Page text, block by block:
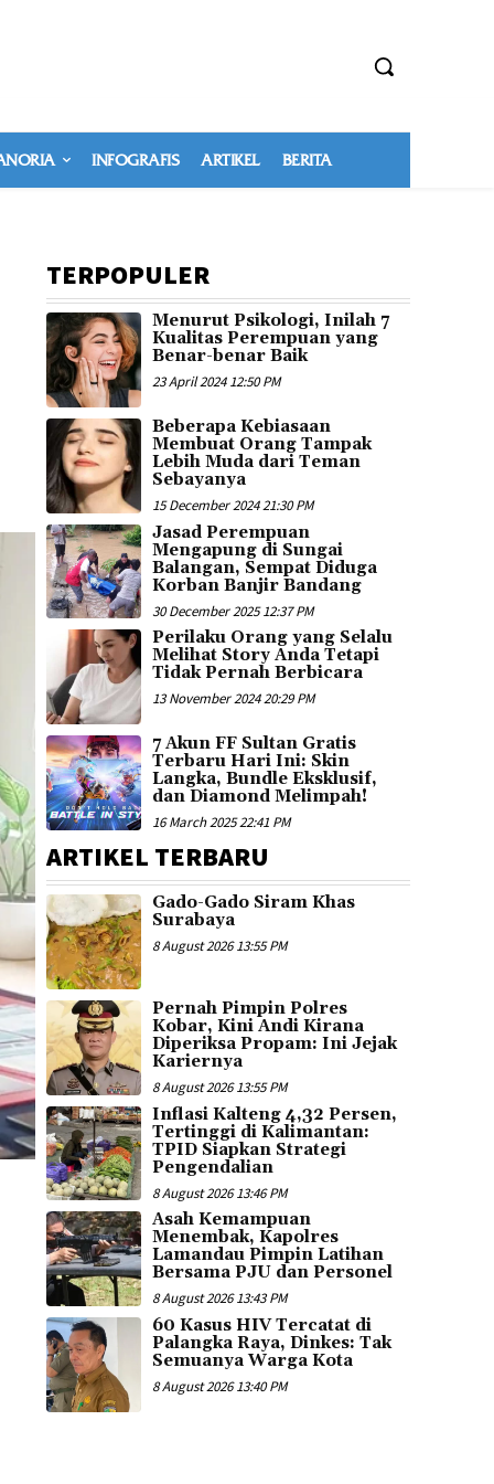
INFOGRAFIS ARTIKEL BERITA
TERPOPULER
Menurut Psikologi, Inilah 7
Kualitas Perempuan yang
Benar-benar Baik
23 April 2024 12:50 PM
Beberapa Kebiasaan
Membuat Orang Tampak
Lebih Muda dari Teman
Sebayanya
15 December 2024 21:30 PM
Jasad Perempuan
Mengapung di Sungai
Balangan, Sempat Diduga
Korban Banjir Bandang
30 December 2025 12:37 PM
Perilaku Orang yang Selalu
Melihat Story Anda Tetapi
Tidak Pernah Berbicara
13 November 2024 20:29 PM
7 Akun FF Sultan Gratis
Terbaru Hari Ini: Skin
Langka, Bundle Eksklusif,
dan Diamond Melimpah!
16 March 2025 22:41 PM
ARTIKEL TERBARU
Gado-Gado Siram Khas
Surabaya
8 August 2026 13:55 PM
Pernah Pimpin Polres
Kobar, Kini Andi Kirana
Diperiksa Propam: Ini Jejak
Kariernya
8 August 2026 13:55 PM
Inflasi Kalteng 4,32 Persen,
Tertinggi di Kalimantan:
TPID Siapkan Strategi
Pengendalian
8 August 2026 13:46 PM
Asah Kemampuan
Menembak, Kapolres
Lamandau Pimpin Latihan
Bersama PJU dan Personel
8 August 2026 13:43 PM
60 Kasus HIV Tercatat di
Palangka Raya, Dinkes: Tak
Semuanya Warga Kota
8 August 2026 13:40 PM